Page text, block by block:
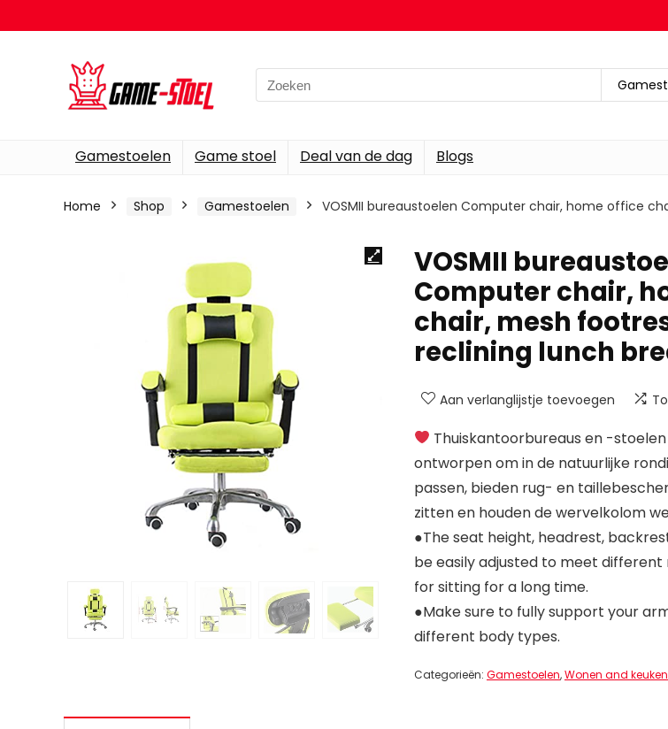
Search
for:
Gamestoelen Game stoel Deal van de dag Blogs
Home Shop Gamestoelen VOSMII bureaustoelen Computer chair, home office
VOSMII
Computer chair,
chair, mesh
reclining lunch
Aan verlanglijstje toevoegen
Thuiskantoorbureaus en -
ontworpen om in de natuurlijke
passen, bieden rug- en
zitten en houden de wervelkolom
●The seat height, headrest,
be easily adjusted to meet different
for sitting for a long time.
●Make sure to fully support your
different body types.
Categorieën: Gamestoelen,Wonen and keuken